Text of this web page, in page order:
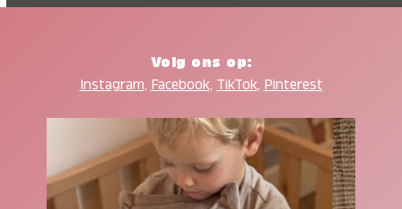
Volg ons op:
Instagram, Facebook, TikTok, Pinterest